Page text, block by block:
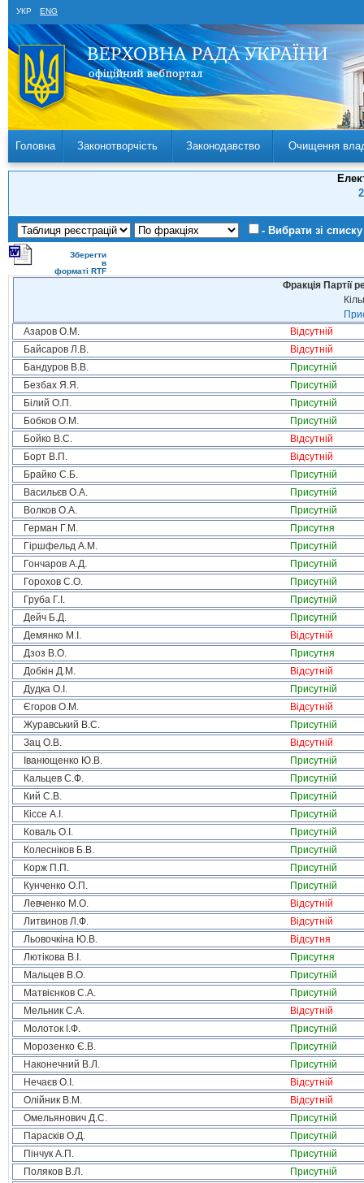
УКР ENG
Головна Законотворчість Законодавство Очищення
- Вибрати зі списку
Зберегти
в
форматі RTF
Фракція Партії
Азаров О.М.
Відсутній
Байсаров Л.В.
Відсутній
Бандуров В.В.
Присутній
Безбах Я.Я.
Присутній
Білий О.П.
Присутній
Бобков О.М.
Присутній
Бойко В.С.
Відсутній
Борт В.П.
Відсутній
Брайко С.Б.
Присутній
Васильєв О.А.
Присутній
Волков О.А.
Присутній
Герман Г.М.
Присутня
Гіршфельд А.М.
Присутній
Гончаров А.Д.
Присутній
Горохов С.О.
Присутній
Груба Г.І.
Присутній
Дейч Б.Д.
Присутній
Демянко М.І.
Відсутній
Дзоз В.О.
Присутня
Добкін Д.М.
Відсутній
Дудка О.І.
Присутній
Єгоров О.М.
Відсутній
Журавський В.С.
Присутній
Зац О.В.
Відсутній
Іванющенко Ю.В.
Присутній
Кальцев С.Ф.
Присутній
Кий С.В.
Присутній
Кіссе А.І.
Присутній
Коваль О.І.
Присутній
Колесніков Б.В.
Присутній
Корж П.П.
Присутній
Кунченко О.П.
Присутній
Левченко М.О.
Відсутній
Литвинов Л.Ф.
Відсутній
Льовочкіна Ю.В.
Відсутня
Лютікова В.І.
Присутня
Мальцев В.О.
Присутній
Матвієнков С.А.
Присутній
Мельник С.А.
Відсутній
Молоток І.Ф.
Присутній
Морозенко Є.В.
Присутній
Наконечний В.Л.
Присутній
Нечаєв О.І.
Відсутній
Олійник В.М.
Відсутній
Омельянович Д.С.
Присутній
Парасків О.Д.
Присутній
Пінчук А.П.
Присутній
Поляков В.Л.
Присутній